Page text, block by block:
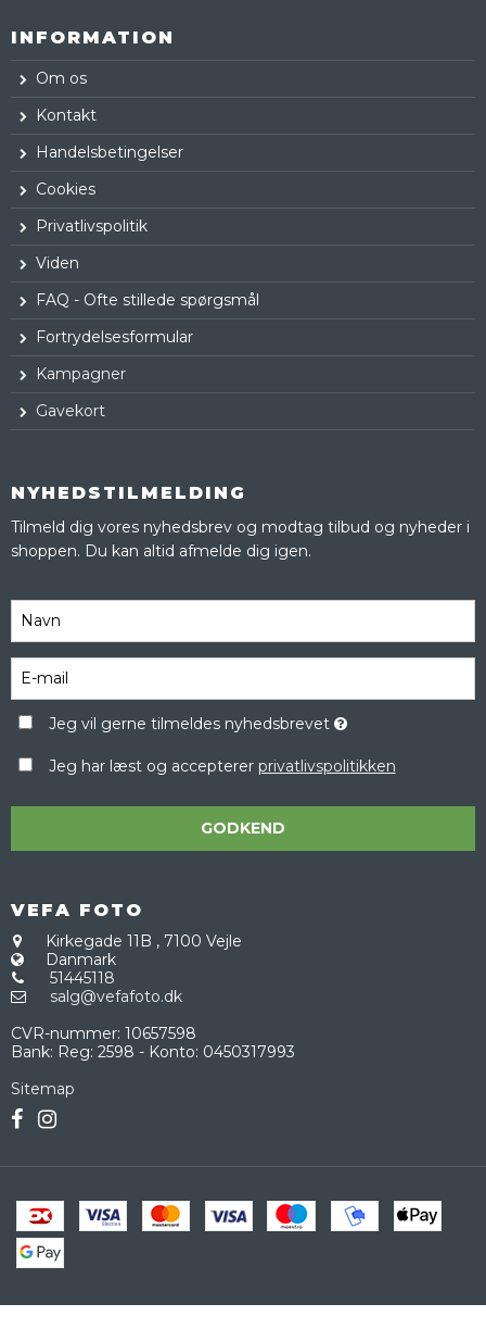
INFORMATION
Om os
Kontakt
Handelsbetingelser
Cookies
Privatlivspolitik
Viden
FAQ - Ofte stillede spørgsmål
Fortrydelsesformular
Kampagner
Gavekort
NYHEDSTILMELDING
Tilmeld dig vores nyhedsbrev og modtag tilbud og nyheder i
shoppen. Du kan altid afmelde dig igen.
Jeg vil gerne tilmeldes nyhedsbrevet
Jeg har læst og accepterer privatlivspolitikken
GODKEND
VEFA FOTO
Kirkegade 11B , 7100 Vejle
Danmark
51445118
salg@vefafoto.dk
CVR-nummer: 10657598
Bank: Reg: 2598 - Konto: 0450317993
Sitemap